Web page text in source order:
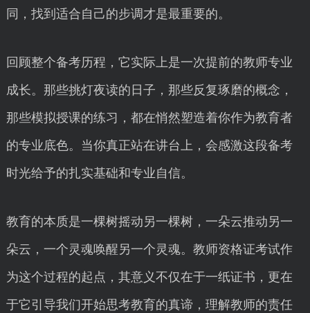
同，找到适合自己的步调才是最重要的。
回顾整个备考历程，它实际上是一次提前的教师专业
成长。那些挑灯夜读的日子，那些反复琢磨的概念，
那些模拟授课的练习，都在悄然塑造着你作为教育者
的专业底色。当你真正站在讲台上，会感激这段备考
时光给予的扎实基础和专业自信。
教育的本质是一棵树摇动另一棵树，一朵云推动另一
朵云，一个灵魂唤醒另一个灵魂。教师资格证考试作
为这个过程的起点，其意义不仅在于一纸证书，更在
于它引导我们开始思考教育的真谛，理解教师的责任